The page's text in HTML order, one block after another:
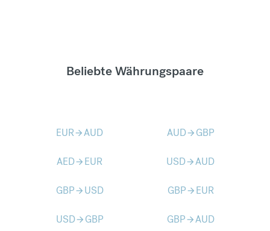
Beliebte Währungspaare
EURarrow_forwardAUD AUDarrow_forward GBP
AEDarrow_forward EUR USDarrow_forwardAUD
GBParrow_forward USD GBParrow_forward EUR
USDarrow_forward GBP GBParrow_forwardAUD